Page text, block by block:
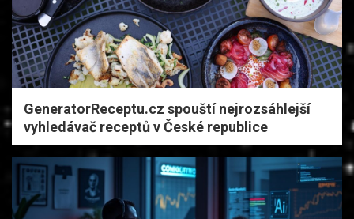
GeneratorReceptu.cz spouští nejrozsáhlejší
vyhledávač receptů v České republice